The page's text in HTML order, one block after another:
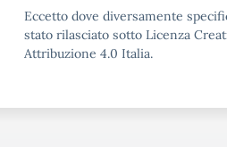
Eccetto dove diversamente
stato rilasciato sotto Licenza
Attribuzione 4.0 Italia.